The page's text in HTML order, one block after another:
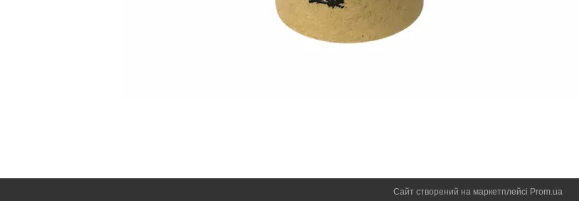
Сайт створений на маркетплейсі Prom.ua